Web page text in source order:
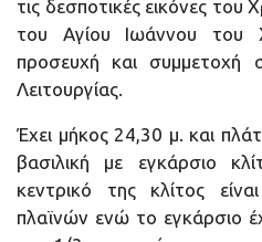
τις δεσποτικές εικόνες του
του Αγίου Ιωάννου του
προσευχή και συμμετοχή
Λειτουργίας.
Έχει μήκος 24,30 μ. και
βασιλική με εγκάρσιο
κεντρικό της κλίτος
πλαϊνών ενώ το εγκάρσιο